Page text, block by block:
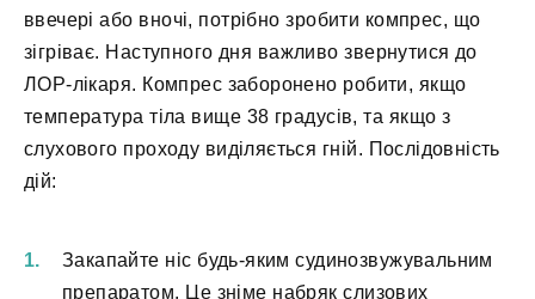
ввечері або вночі, потрібно зробити компрес, що
зігріває. Наступного дня важливо звернутися до
ЛОР-лікаря. Компрес заборонено робити, якщо
температура тіла вище 38 градусів, та якщо з
слухового проходу виділяється гній. Послідовність
дій:
Закапайте ніс будь-яким судинозвужувальним
препаратом. Це зніме набряк слизових